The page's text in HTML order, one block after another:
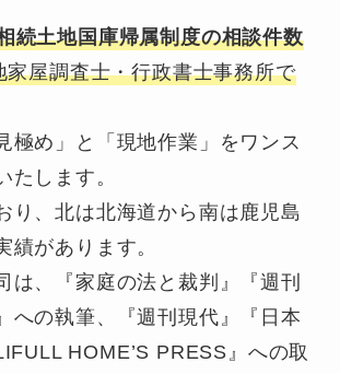
続土地国庫帰属制度の相談件数
家屋調査士・行政書士事務所で
極め」と「現地作業」をワンス
たします。
り、北は北海道から南は鹿児島
績があります。
は、『家庭の法と裁判』『週刊
への執筆、『週刊現代』『日本
HOME’S PRESS』への取